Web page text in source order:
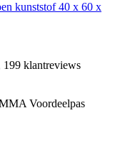
kunststof 40 x 60 x
199 klantreviews
Voordeelpas